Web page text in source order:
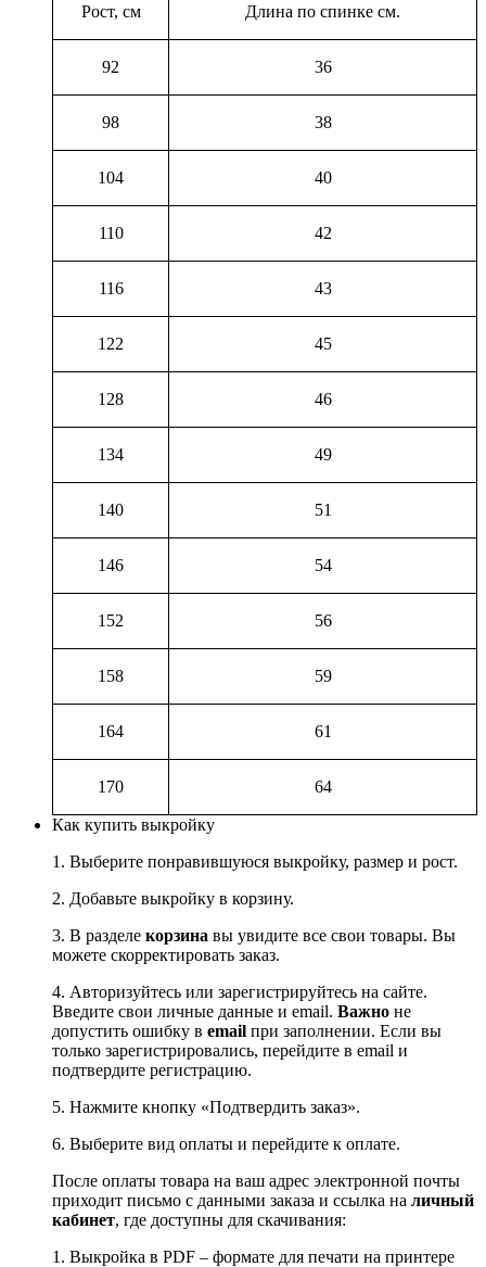
Рост, см Длина по спинке см.
92 36
98 38
104 40
110 42
116 43
122 45
128 46
134 49
140 51
146 54
152 56
158 59
164 61
170 64
Как купить выкройку
1. Выберите понравившуюся выкройку, размер и рост.
2. Добавьте выкройку в корзину.
3. В разделе корзина вы увидите все свои товары. Вы
можете скорректировать заказ.
4. Авторизуйтесь или зарегистрируйтесь на сайте.
Введите свои личные данные и email. Важно не
допустить ошибку в email при заполнении. Если вы
только зарегистрировались, перейдите в email и
подтвердите регистрацию.
5. Нажмите кнопку «Подтвердить заказ».
6. Выберите вид оплаты и перейдите к оплате.
После оплаты товара на ваш адрес электронной почты
приходит письмо с данными заказа и ссылка на личный
кабинет, где доступны для скачивания:
1. Выкройка в PDF – формате для печати на принтере